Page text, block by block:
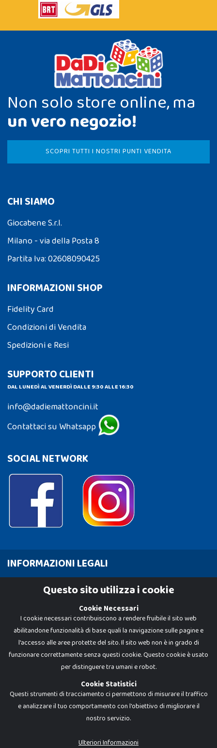
Non solo store online, ma
un vero negozio!
SCOPRI TUTTI I NOSTRI PUNTI VENDITA
CHI SIAMO
Giocabene S.r.l.
Milano - via della Posta 8
Partita Iva: 02608090425
INFORMAZIONI SHOP
Fidelity Card
Condizioni di Vendita
Spedizioni e Resi
SUPPORTO CLIENTI
DAL LUNEDÌ AL VENERDÌ DALLE 9:30 ALLE 16:30
info@dadiemattoncini.it
Contattaci su Whatsapp
SOCIAL NETWORK
INFORMAZIONI LEGALI
Cookie Policy
Dadi e Mattoncini è un brand di Giocabene Srl. Ogni riproduzione o utilizzo non
I prezzi e le promozioni pubblicate potrebbero differire da quanto esposto in
Questo sito utilizza i cookie
Cookie Necessari
I cookie necessari contribuiscono a rendere fruibile il sito web
abilitandone funzionalità di base quali la navigazione sulle pagine e
l'accesso alle aree protette del sito. Il sito web non è in grado di
funzionare correttamente senza questi cookie. Questo cookie è usato
per distinguere tra umani e robot.
Cookie Statistici
Questi strumenti di tracciamento ci permettono di misurare il traffico
e analizzare il tuo comportamento con l'obiettivo di migliorare il
nostro servizio.
Ulteriori Informazioni